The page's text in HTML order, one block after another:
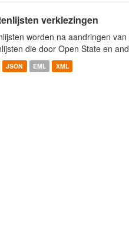
verkiezingen
worden na aandringen
die door Open State en
JSON EML XML